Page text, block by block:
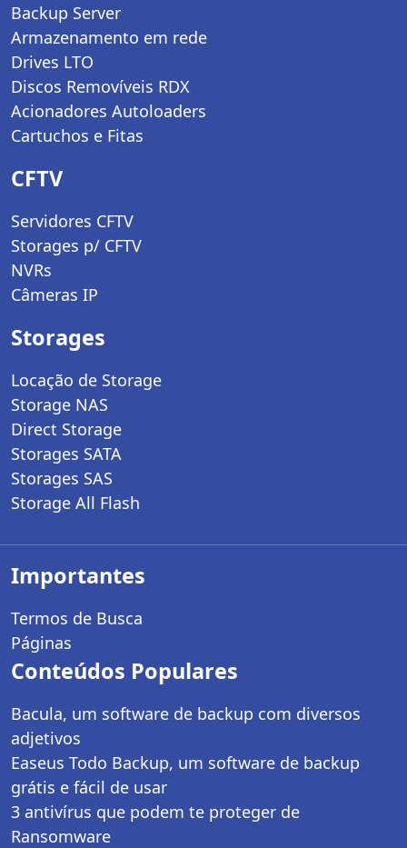
Backup Server
Armazenamento em rede
Drives LTO
Discos Removíveis RDX
Acionadores Autoloaders
Cartuchos e Fitas
CFTV
Servidores CFTV
Storages p/ CFTV
NVRs
Câmeras IP
Storages
Locação de Storage
Storage NAS
Direct Storage
Storages SATA
Storages SAS
Storage All Flash
Importantes
Termos de Busca
Páginas
Conteúdos Populares
Bacula, um software de backup com diversos
adjetivos
Easeus Todo Backup, um software de backup
grátis e fácil de usar
3 antivírus que podem te proteger de
Ransomware